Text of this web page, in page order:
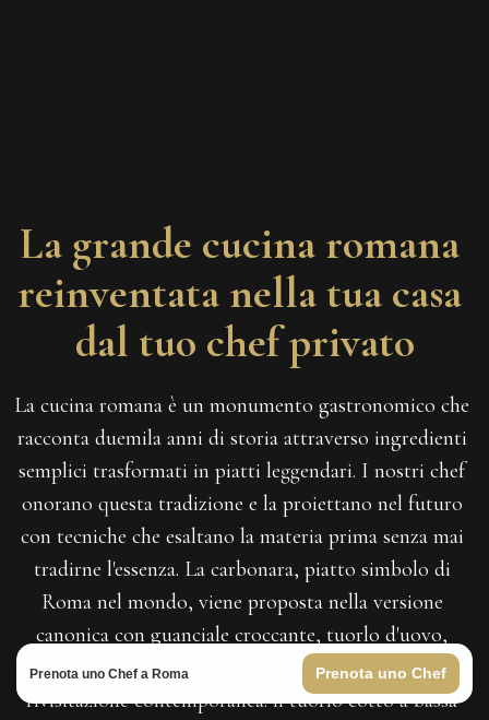
La grande cucina romana
reinventata nella tua casa
dal tuo chef privato
La cucina romana è un monumento gastronomico che
racconta duemila anni di storia attraverso ingredienti
semplici trasformati in piatti leggendari. I nostri chef
onorano questa tradizione e la proiettano nel futuro
con tecniche che esaltano la materia prima senza mai
tradirne l'essenza. La carbonara, piatto simbolo di
Roma nel mondo, viene proposta nella versione
canonica con guanciale croccante, tuorlo d'uovo,
pecorino romano DOP e pepe nero, e nella
rivisitazione contemporanea: il tuorlo cotto a bassa
Prenota uno Chef a Roma Prenota uno Chef